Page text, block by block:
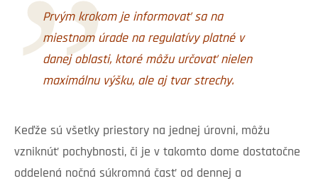
Prvým krokom je informovať sa na
miestnom úrade na regulatívy platné v
danej oblasti, ktoré môžu určovať nielen
maximálnu výšku, ale aj tvar strechy.
Keďže sú všetky priestory na jednej úrovni, môžu
vzniknúť pochybnosti, či je v takomto dome dostatočne
oddelená nočná súkromná časť od dennej a